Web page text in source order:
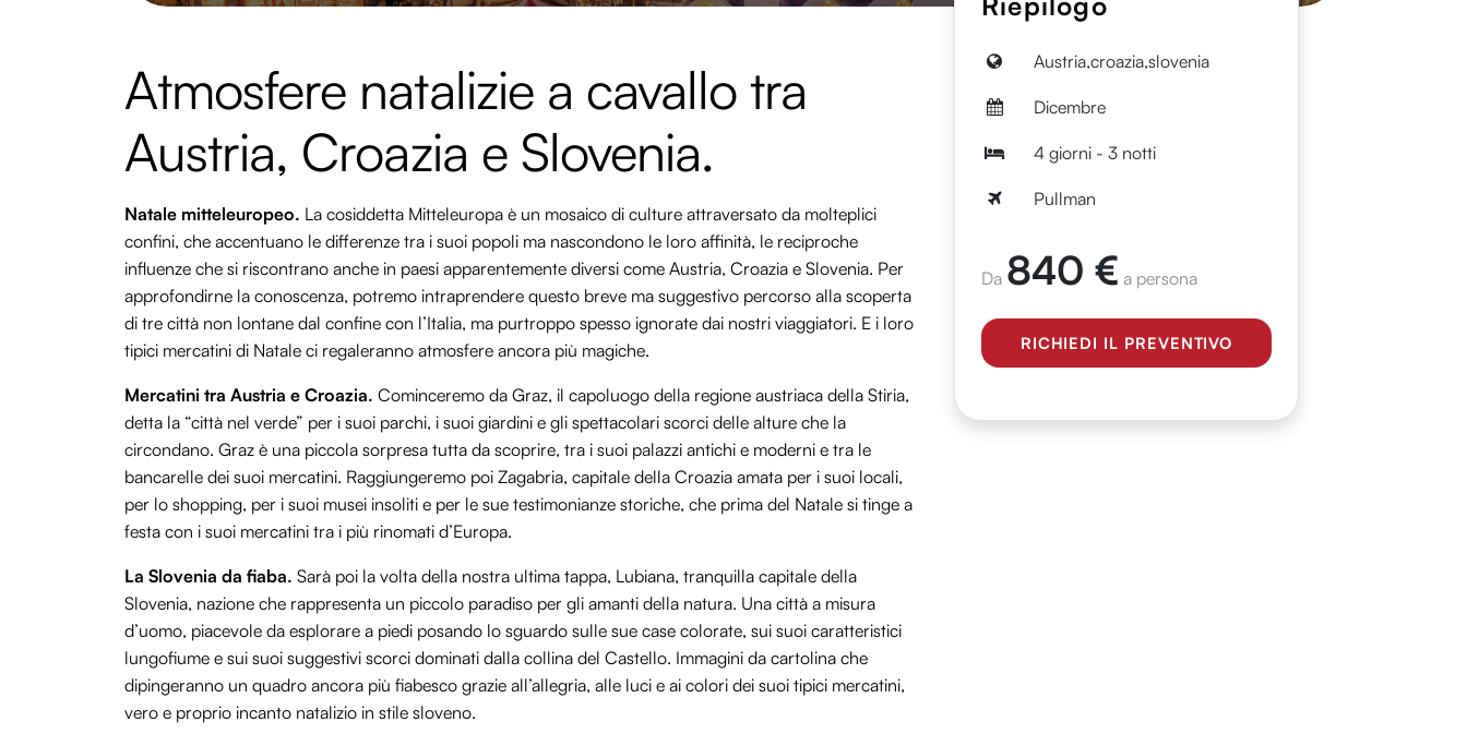
Atmosfere natalizie a cavallo tra
Austria, Croazia e Slovenia.
Natale mitteleuropeo. La cosiddetta Mitteleuropa è un mosaico di culture attraversato da molteplici
confini, che accentuano le differenze tra i suoi popoli ma nascondono le loro affinità, le reciproche
influenze che si riscontrano anche in paesi apparentemente diversi come Austria, Croazia e Slovenia. Per
approfondirne la conoscenza, potremo intraprendere questo breve ma suggestivo percorso alla scoperta
di tre città non lontane dal confine con l’Italia, ma purtroppo spesso ignorate dai nostri viaggiatori. E i loro
tipici mercatini di Natale ci regaleranno atmosfere ancora più magiche.
Mercatini tra Austria e Croazia. Cominceremo da Graz, il capoluogo della regione austriaca della Stiria,
detta la “città nel verde” per i suoi parchi, i suoi giardini e gli spettacolari scorci delle alture che la
circondano. Graz è una piccola sorpresa tutta da scoprire, tra i suoi palazzi antichi e moderni e tra le
bancarelle dei suoi mercatini. Raggiungeremo poi Zagabria, capitale della Croazia amata per i suoi locali,
per lo shopping, per i suoi musei insoliti e per le sue testimonianze storiche, che prima del Natale si tinge a
festa con i suoi mercatini tra i più rinomati d’Europa.
La Slovenia da fiaba. Sarà poi la volta della nostra ultima tappa, Lubiana, tranquilla capitale della
Slovenia, nazione che rappresenta un piccolo paradiso per gli amanti della natura. Una città a misura
d’uomo, piacevole da esplorare a piedi posando lo sguardo sulle sue case colorate, sui suoi caratteristici
lungofiume e sui suoi suggestivi scorci dominati dalla collina del Castello. Immagini da cartolina che
dipingeranno un quadro ancora più fiabesco grazie all’allegria, alle luci e ai colori dei suoi tipici mercatini,
vero e proprio incanto natalizio in stile sloveno.
Austria,croazia,slovenia
Dicembre
4 giorni - 3 notti
Pullman
Da 840 € a persona
RICHIEDI IL PREVENTIVO